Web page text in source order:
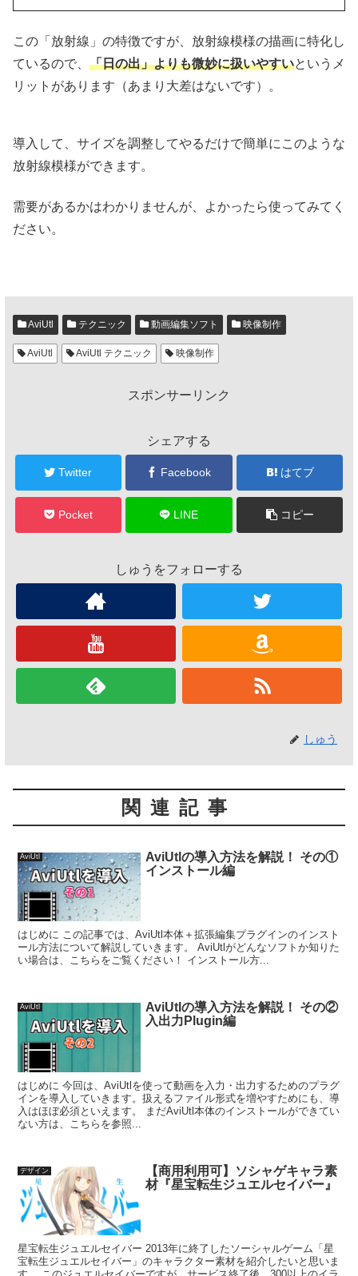
この「放射線」の特徴ですが、放射線模様の描画に特化し
ているので、 「日の出」よりも微妙に扱いやすいというメ
リットがあります（あまり大差はないです）。
導入して、サイズを調整してやるだけで簡単にこのような
放射線模様ができます。
需要があるかはわかりませんが、よかったら使ってみてく
ださい。
AviUtl テクニック 動画編集ソフト 映像制作
AviUtl AviUtl テクニック 映像制作
スポンサーリンク
シェアする
Twitter Facebook はてブ
Pocket LINE コピー
しゅうをフォローする
しゅう
関連記事
AviUtl
AviUtlの導入方法を解説！ その①
インストール編
はじめに この記事では、AviUtl本体＋拡張編集プラグインのインスト
ール方法について解説していきます。 AviUtlがどんなソフトか知りた
い場合は、こちらをご覧ください！ インストール方...
AviUtl
AviUtlの導入方法を解説！ その②
入出力Plugin編
はじめに 今回は、AviUtlを使って動画を入力・出力するためのプラグ
インを導入していきます。扱えるファイル形式を増やすためにも、導
入はほぼ必須といえます。 まだAviUtl本体のインストールができてい
ない方は、こちらを参照...
デザイン
【商用利用可】ソシャゲキャラ素
材『星宝転生ジュエルセイバー』
星宝転生ジュエルセイバー 2013年に終了したソーシャルゲーム「星
宝転生ジュエルセイバー」のキャラクター素材を紹介したいと思いま